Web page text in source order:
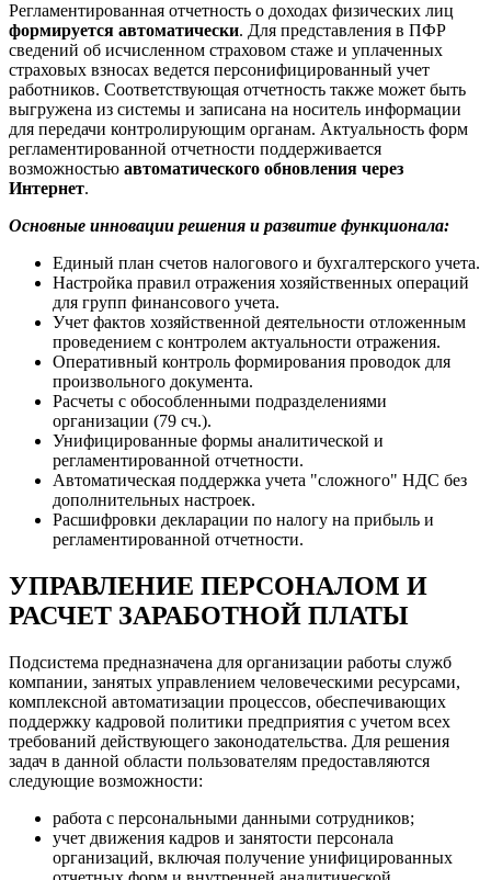
Регламентированная отчетность о доходах физических лиц
формируется автоматически. Для представления в ПФР
сведений об исчисленном страховом стаже и уплаченных
страховых взносах ведется персонифицированный учет
работников. Соответствующая отчетность также может быть
выгружена из системы и записана на носитель информации
для передачи контролирующим органам. Актуальность форм
регламентированной отчетности поддерживается
возможностью автоматического обновления через
Интернет.
Основные инновации решения и развитие функционала:
Единый план счетов налогового и бухгалтерского учета.
Настройка правил отражения хозяйственных операций
для групп финансового учета.
Учет фактов хозяйственной деятельности отложенным
проведением с контролем актуальности отражения.
Оперативный контроль формирования проводок для
произвольного документа.
Расчеты с обособленными подразделениями
организации (79 сч.).
Унифицированные формы аналитической и
регламентированной отчетности.
Автоматическая поддержка учета "сложного" НДС без
дополнительных настроек.
Расшифровки декларации по налогу на прибыль и
регламентированной отчетности.
УПРАВЛЕНИЕ ПЕРСОНАЛОМ И
РАСЧЕТ ЗАРАБОТНОЙ ПЛАТЫ
Подсистема предназначена для организации работы служб
компании, занятых управлением человеческими ресурсами,
комплексной автоматизации процессов, обеспечивающих
поддержку кадровой политики предприятия с учетом всех
требований действующего законодательства. Для решения
задач в данной области пользователям предоставляются
следующие возможности:
работа с персональными данными сотрудников;
учет движения кадров и занятости персонала
организаций, включая получение унифицированных